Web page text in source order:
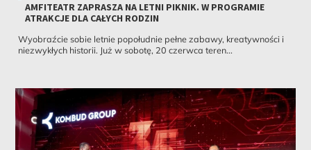
AMFITEATR ZAPRASZA NA LETNI PIKNIK. W PROGRAMIE
ATRAKCJE DLA CAŁYCH RODZIN
Wyobraźcie sobie letnie popołudnie pełne zabawy, kreatywności i
niezwykłych historii. Już w sobotę, 20 czerwca teren...